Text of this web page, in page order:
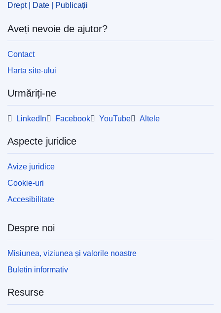
OJ : JOL_2009_006_R_0020_01
Drept | Date | Publicații
Aveți nevoie de ajutor?
Contact
Harta site-ului
Urmăriți-ne
LinkedIn Facebook YouTube Altele
Aspecte juridice
Avize juridice
Cookie-uri
Accesibilitate
Despre noi
Misiunea, viziunea și valorile noastre
Buletin informativ
Resurse